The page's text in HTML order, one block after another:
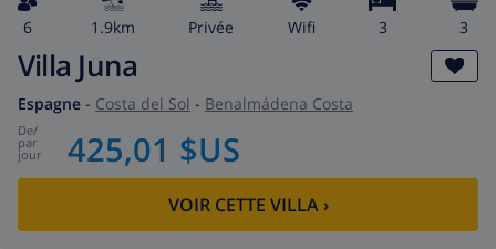
6 1.9km privée wifi 3 3
Villa Juna
Espagne - Costa del Sol - Benalmádena Costa
de/
par
jour 425,01 $US
VOIR CETTE VILLA›